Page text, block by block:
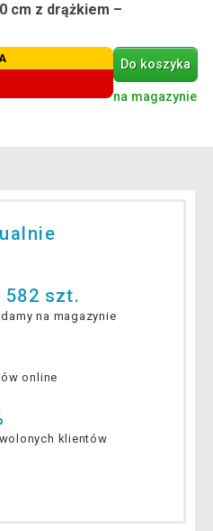
cm z drążkiem –
Do koszyka
na magazynie
582 szt.
na magazynie
online
klientów